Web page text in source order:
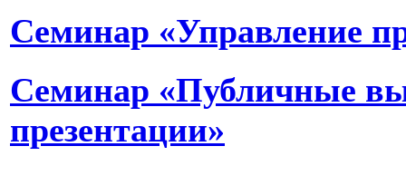
Семинар «Управление
Семинар «Публичные
презентации»